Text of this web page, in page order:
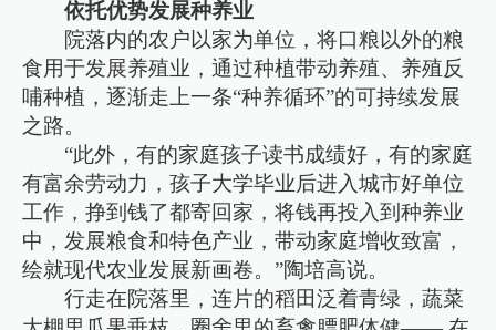
依托优势发展种养业
院落内的农户以家为单位，将口粮以外的粮
食用于发展养殖业，通过种植带动养殖、养殖反
哺种植，逐渐走上一条“种养循环”的可持续发展
之路。
“此外，有的家庭孩子读书成绩好，有的家庭
有富余劳动力，孩子大学毕业后进入城市好单位
工作，挣到钱了都寄回家，将钱再投入到种养业
中，发展粮食和特色产业，带动家庭增收致富，
绘就现代农业发展新画卷。”陶培高说。
行走在院落里，连片的稻田泛着青绿，蔬菜